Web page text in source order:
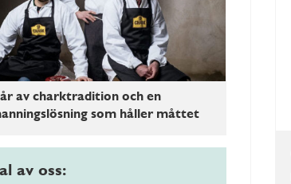
år av charktradition och en
som håller måttet
av oss: